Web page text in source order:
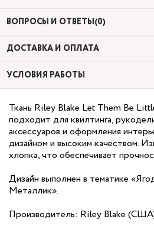
ВОПРОСЫ И ОТВЕТЫ(0)
ДОСТАВКА И ОПЛАТА
УСЛОВИЯ РАБОТЫ
Ткань Riley Blake Let Them Be
подходит для квилтинга,
аксессуаров и оформления
дизайном и высоким качеством.
хлопка, что обеспечивает
Дизайн выполнен в тематике
Металлик».
Производитель: Riley Blake